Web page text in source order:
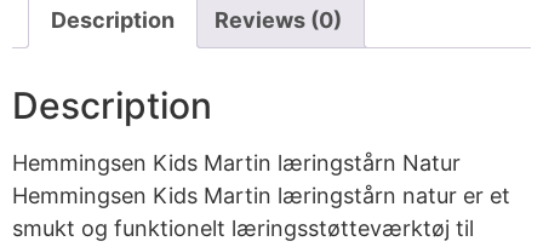
Description Reviews (0)
Description
Hemmingsen Kids Martin læringstårn Natur
Hemmingsen Kids Martin læringstårn natur er et
smukt og funktionelt læringsstøtteværktøj til